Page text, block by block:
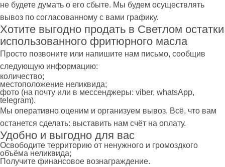
не будете думать о его сбыте. Мы будем осуществлять
вывоз по согласованному с вами графику.
Хотите выгодно продать в Светлом остатки
использованного фритюрного масла
Просто позвоните или напишите нам письмо, сообщив
следующую информацию:
количество;
местоположение неликвида;
фото (на почту или в мессенджеры: viber, whatsApp,
telegram).
Мы оперативно оценим и организуем вывоз. Всё, что вам
останется сделать: выставить нам счёт на оплату.
Удобно и выгодно для вас
Освободите территорию от ненужного и громоздкого
объёма неликвида;
Получите финансовое вознаграждение.